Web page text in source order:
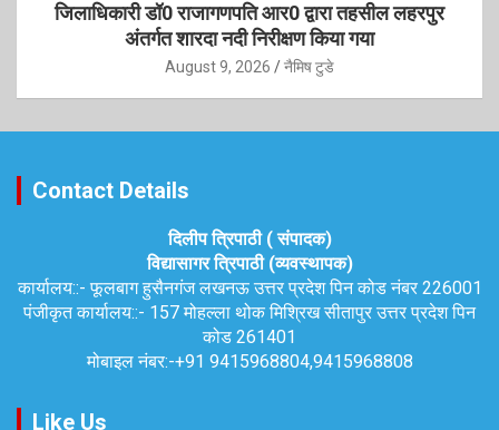
जिलाधिकारी डॉ0 राजागणपति आर0 द्वारा तहसील लहरपुर
अंतर्गत शारदा नदी निरीक्षण किया गया
August 9, 2026 नैमिष टुडे
Contact Details
दिलीप त्रिपाठी ( संपादक)
विद्यासागर त्रिपाठी (व्यवस्थापक)
कार्यालय::-फूलबाग हुसैनगंज लखनऊ उत्तर प्रदेश पिन कोड नंबर 226001
पंजीकृत कार्यालय::- 157 मोहल्ला थोक मिश्रिख सीतापुर उत्तर प्रदेश पिन
कोड 261401
मोबाइल नंबर:-+91 9415968804,9415968808
Like Us